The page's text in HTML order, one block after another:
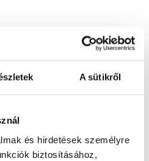
A sütikről
és hirdetések személyre
biztosításához,
bérlemény?
bérlakáspiac
Zsolt, a Gránit